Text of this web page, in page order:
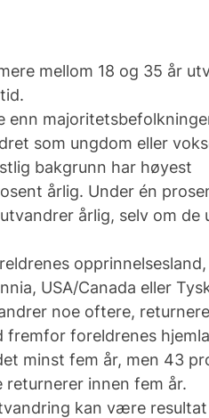
mellom 18 og 35 år
som ungdom eller
bakgrunn har høyest
årlig. Under én
årlig, selv om de
USA/Canada eller
noe oftere,
foreldrenes
minst fem år, men 43
innen fem år.
kan være resultat